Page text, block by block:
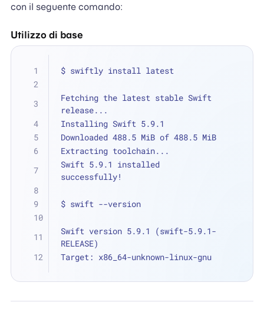
con il seguente comando:
Utilizzo di base
$ swiftly install latest
Fetching the latest stable Swift
release...
Installing Swift 5.9.1
Downloaded 488.5 MiB of 488.5 MiB
Extracting toolchain...
Swift 5.9.1 installed
successfully!
$ swift --version
Swift version 5.9.1 (swift-5.9.1-
RELEASE)
Target: x86_64-unknown-linux-gnu